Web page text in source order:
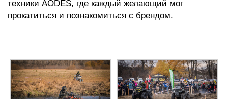
техники AODES, где каждый желающий мог
прокатиться и познакомиться с брендом.